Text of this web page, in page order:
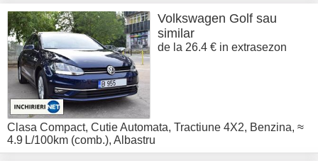
Volkswagen Golf sau
similar
de la 26.4 € in extrasezon
Clasa Compact, Cutie Automata, Tractiune 4X2, Benzina, ≈
4.9 L/100km (comb.), Albastru